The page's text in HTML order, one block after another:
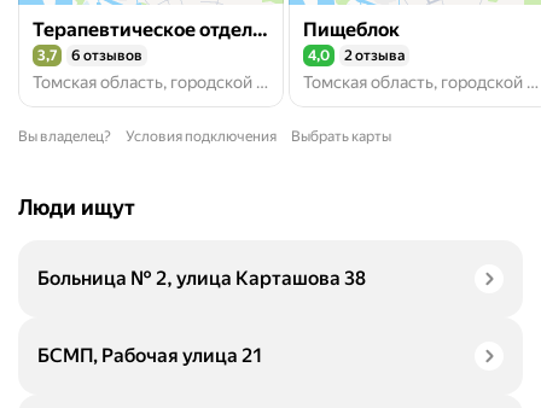
Терапевтическое отделение
Рейтинг 3,7 из 5
3,7 6 отзывов
Томская область, городской округ Северск, поселок Самусь, улица Пекарского
Пищеблок
Рейтинг 4,0 из 5
4,0 2 отзыва
Томская область, городской округ Северск, посёлок Самусь
Вы владелец? Условия подключения Выбрать карты
Люди ищут
Больница № 2, улица Карташова 38
БСМП, Рабочая улица 21